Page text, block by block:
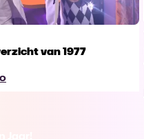
van 1977